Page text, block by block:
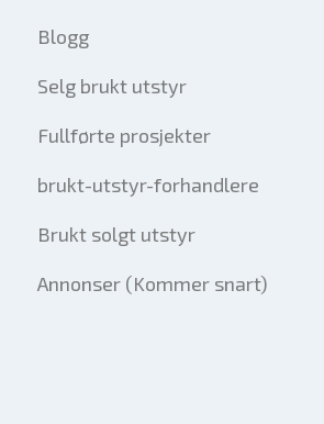
Blogg
Selg brukt utstyr
Fullførte prosjekter
brukt-utstyr-forhandlere
Brukt solgt utstyr
Annonser (Kommer snart)